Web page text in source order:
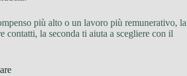
più alto o un lavoro più remunerativo, la
contatti, la seconda ti aiuta a scegliere con il